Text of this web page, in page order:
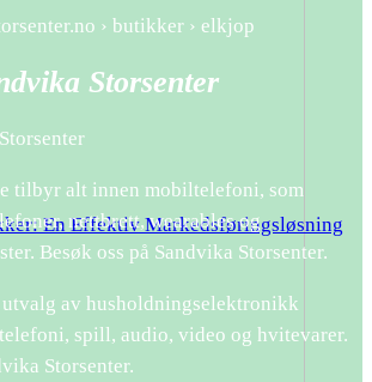
En Effektiv Markedsføringsløsning
› butikker › elkjop
Storsenter
tilbyr alt innen mobiltelefoni, som
nettbrett, wearables og
Besøk oss på Sandvika Storsenter.
av husholdningselektronikk
spill, audio, video og hvitevarer.
Storsenter.